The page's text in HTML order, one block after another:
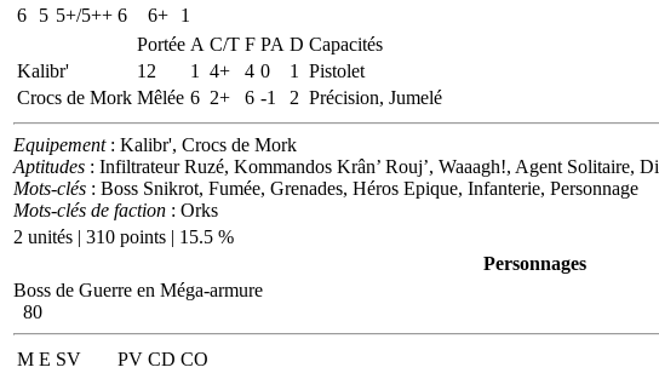
6
5 5+/5++ 6 6+
1
Portée A C/T F PA D Capacités
Kalibr'
12 1 4+ 4 0 1
Pistolet
Crocs de Mork Mêlée 6 2+ 6 -1 2 Précision, Jumelé
Equipement: Kalibr', Crocs de Mork
Aptitudes : Infiltrateur Ruzé, Kommandos Krân’ Rouj’, Waaagh!, Agent Solitaire,
Mots-clés : Boss Snikrot, Fumée, Grenades, Héros Epique, Infanterie, Personnage
Mots-clés de faction : Orks
2 unités | 310 points | 15.5 %
Personnages
Boss de Guerre en Méga-armure
80
M E SV PV CD CO